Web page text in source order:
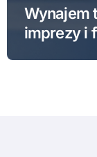
Wynajem
imprezy i